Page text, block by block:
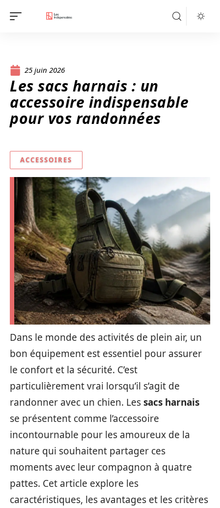
25 juin 2026
Les sacs harnais : un
accessoire indispensable
pour vos randonnées
ACCESSOIRES
Dans le monde des activités de plein air, un
bon équipement est essentiel pour assurer
le confort et la sécurité. C’est
particulièrement vrai lorsqu’il s’agit de
randonner avec un chien. Lessacs harnais
se présentent comme l’accessoire
incontournable pour les amoureux de la
nature qui souhaitent partager ces
moments avec leur compagnon à quatre
pattes. Cet article explore les
caractéristiques, les avantages et les critères